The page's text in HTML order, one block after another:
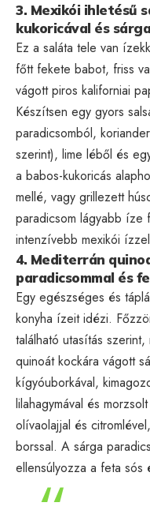
3. Mexikói ihletésű
kukoricával és
Ez a saláta tele van
főtt fekete babot, friss
vágott piros kaliforniai
Készítsen egy gyors
paradicsomból,
szerint), lime léből és
a babos-kukoricás
mellé, vagy grillezett
paradicsom lágyabb íze
intenzívebb mexikói
4. Mediterrán
paradicsommal és
Egy egészséges és
konyha ízeit idézi.
található utasítás
quinoát kockára vágott
kígyóuborkával,
lilahagymával és
olívaolajjal és
borssal. A sárga
ellensúlyozza a feta